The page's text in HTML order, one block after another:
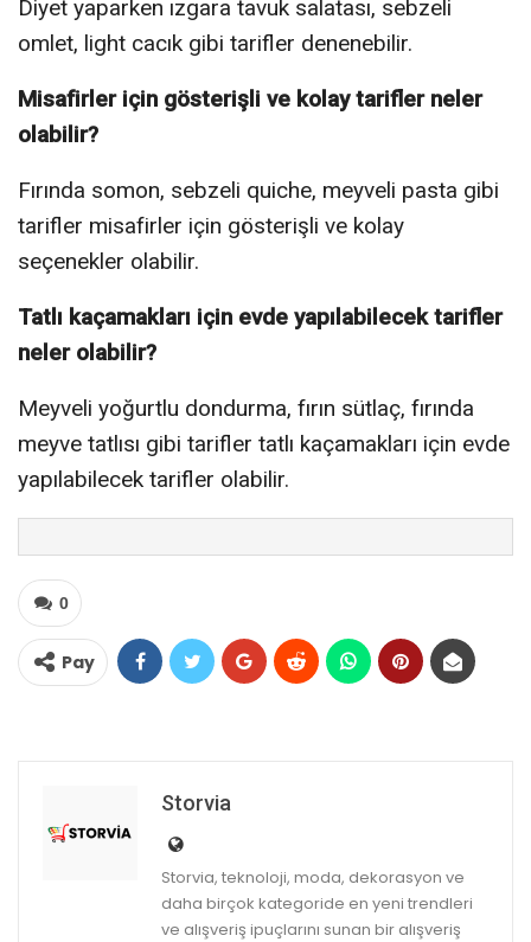
Diyet yaparken ızgara tavuk salatası, sebzeli
omlet, light cacık gibi tarifler denenebilir.
Misafirler için gösterişli ve kolay tarifler neler
olabilir?
Fırında somon, sebzeli quiche, meyveli pasta gibi
tarifler misafirler için gösterişli ve kolay
seçenekler olabilir.
Tatlı kaçamakları için evde yapılabilecek tarifler
neler olabilir?
Meyveli yoğurtlu dondurma, fırın sütlaç, fırında
meyve tatlısı gibi tarifler tatlı kaçamakları için evde
yapılabilecek tarifler olabilir.
0
Pay
Storvia
Storvia, teknoloji, moda, dekorasyon ve
daha birçok kategoride en yeni trendleri
ve alışveriş ipuçlarını sunan bir alışveriş